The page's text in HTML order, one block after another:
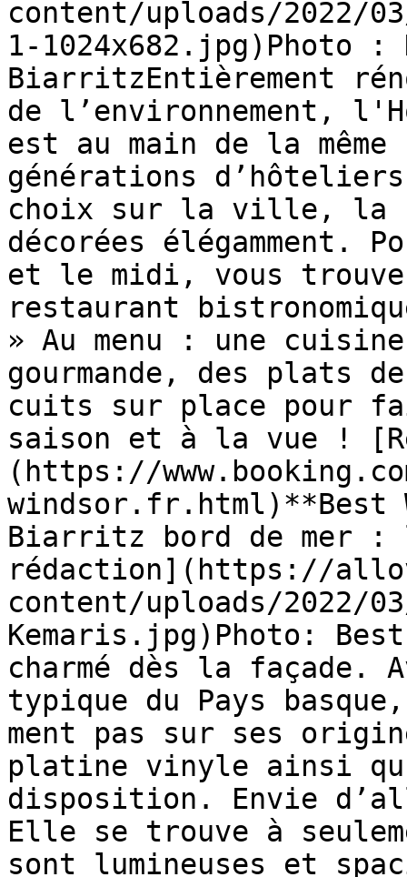
content/uploads/2022/
1-1024x682.jpg)Photo :
BiarritzEntièrement
de l’environnement,
est au main de la
générations
choix sur la ville, la
décorées élégamment.
et le midi, vous
restaurant
» Au menu : une
gourmande, des plats
cuits sur place pour
saison et à la vue !
(https://
windsor.fr.html)**Best
Biarritz bord de mer
rédaction](https://
content/uploads/2022/
Kemaris.jpg)Photo:
charmé dès la façade.
typique du Pays
ment pas sur ses
platine vinyle ainsi
disposition. Envie
Elle se trouve à
sont lumineuses et